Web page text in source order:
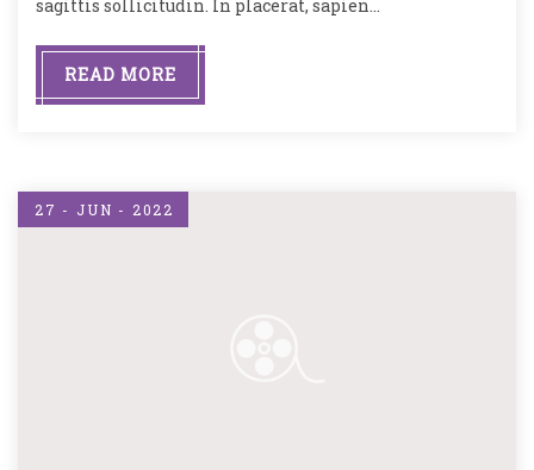
sagittis sollicitudin. In placerat, sapien…
READ MORE
27 - JUN - 2022